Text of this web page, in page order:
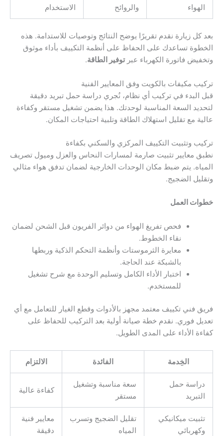
الهواء
والروائح
الاستخدام
بعد كل زيارة نقدم تقريرًا يوضح النتائج وتوصيات للاستدامة. هذه
الخطوة تساعدك على الحفاظ على أنظمة التكييف بأداء موثوق
وتخفيض فاتورة الكهرباء عبرتوفير الطاقة.
تركيب مكيفات بالكويت وفق المعايير الفنية
قبل البدء في تركيب أي نظام، نُجري دراسة حمل تبريد دقيقة
لتحديد السعة المناسبة لوحدتك. هذا يضمن تشغيل مستقر وكفاءة
عالية مع تقليل استهلاك الطاقة وتلبية احتياجات المكان.
تركيب وتثبيت التكييف المركزي والسكني بكفاءة
نطبق معايير تثبيت صارمة لمسارات النحاس والعزل وميول تصريف
المياه. يتم ضبط مكان الوحدات الخارجية لضمان تدفق هواء مثالي
وتقليل الضجيج.
خطوات العمل
فحص تفريغ الهواء من دوائر الفريون قبل الشحن لضمان
نقاء الخطوط.
معايرة الثرموستات وأنظمة التحكم الذكية وربطها
بالشبكة عند الحاجة.
اختبار الأداء الكامل وتسليم الوحدة مع شرح تشغيل
للمستخدم.
فريق فني تكييف معتمد مجهز بالأدوات وقطع الغيار للتعامل مع أي
تعديل فوري. نقدم خطة صيانة أولية بعد التركيب للحفاظ على
كفاءة الأداء على المدى الطويل.
الخِدمة الفائدة الالتزام
دراسة حمل
التبريد
سعة مناسبة وتشغيل
مستقر
كفاءة عالية
تثبيت ميكانيكي
وكهربائي
تقليل الضجيج وتسرب
المياه
معايير فنية
دقيقة